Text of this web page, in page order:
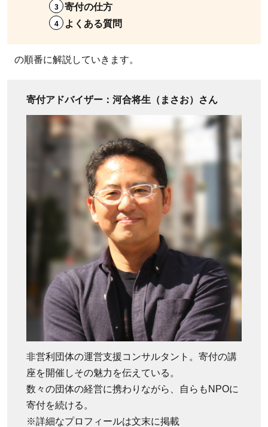
寄付の仕方
よくある質問
の順番に解説していきます。
寄付アドバイザー：河合将生（まさお）さん
非営利団体の運営支援コンサルタント。寄付の講
座を開催しその魅力を伝えている。
数々の団体の経営に携わりながら、自らもNPOに
寄付を続ける。
※詳細なプロフィールは文末に掲載